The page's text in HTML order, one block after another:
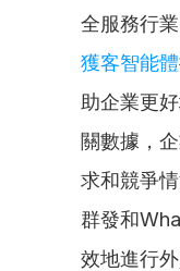
全服務行業
獲客智能體
助企業更
關數據，
求和競爭
群發和
效地進行